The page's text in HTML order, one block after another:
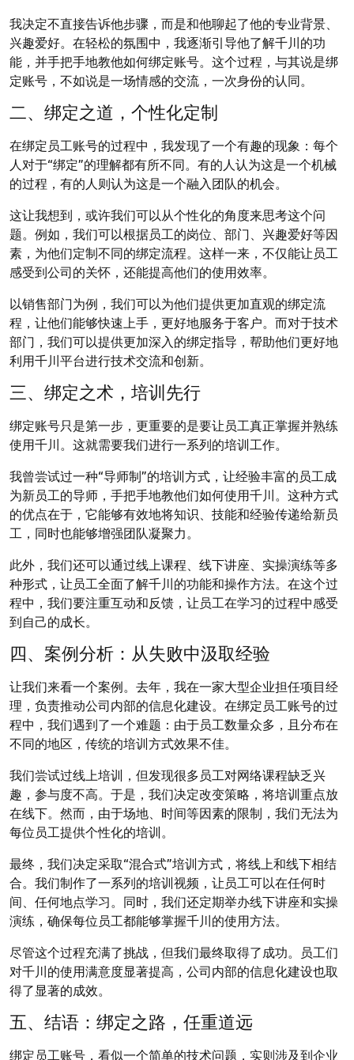
我决定不直接告诉他步骤，而是和他聊起了他的专业背景、
兴趣爱好。在轻松的氛围中，我逐渐引导他了解千川的功
能，并手把手地教他如何绑定账号。这个过程，与其说是绑
定账号，不如说是一场情感的交流，一次身份的认同。
二、绑定之道，个性化定制
在绑定员工账号的过程中，我发现了一个有趣的现象：每个
人对于“绑定”的理解都有所不同。有的人认为这是一个机械
的过程，有的人则认为这是一个融入团队的机会。
这让我想到，或许我们可以从个性化的角度来思考这个问
题。例如，我们可以根据员工的岗位、部门、兴趣爱好等因
素，为他们定制不同的绑定流程。这样一来，不仅能让员工
感受到公司的关怀，还能提高他们的使用效率。
以销售部门为例，我们可以为他们提供更加直观的绑定流
程，让他们能够快速上手，更好地服务于客户。而对于技术
部门，我们可以提供更加深入的绑定指导，帮助他们更好地
利用千川平台进行技术交流和创新。
三、绑定之术，培训先行
绑定账号只是第一步，更重要的是要让员工真正掌握并熟练
使用千川。这就需要我们进行一系列的培训工作。
我曾尝试过一种“导师制”的培训方式，让经验丰富的员工成
为新员工的导师，手把手地教他们如何使用千川。这种方式
的优点在于，它能够有效地将知识、技能和经验传递给新员
工，同时也能够增强团队凝聚力。
此外，我们还可以通过线上课程、线下讲座、实操演练等多
种形式，让员工全面了解千川的功能和操作方法。在这个过
程中，我们要注重互动和反馈，让员工在学习的过程中感受
到自己的成长。
四、案例分析：从失败中汲取经验
让我们来看一个案例。去年，我在一家大型企业担任项目经
理，负责推动公司内部的信息化建设。在绑定员工账号的过
程中，我们遇到了一个难题：由于员工数量众多，且分布在
不同的地区，传统的培训方式效果不佳。
我们尝试过线上培训，但发现很多员工对网络课程缺乏兴
趣，参与度不高。于是，我们决定改变策略，将培训重点放
在线下。然而，由于场地、时间等因素的限制，我们无法为
每位员工提供个性化的培训。
最终，我们决定采取“混合式”培训方式，将线上和线下相结
合。我们制作了一系列的培训视频，让员工可以在任何时
间、任何地点学习。同时，我们还定期举办线下讲座和实操
演练，确保每位员工都能够掌握千川的使用方法。
尽管这个过程充满了挑战，但我们最终取得了成功。员工们
对千川的使用满意度显著提高，公司内部的信息化建设也取
得了显著的成效。
五、结语：绑定之路，任重道远
绑定员工账号，看似一个简单的技术问题，实则涉及到企业